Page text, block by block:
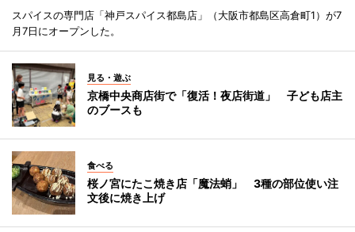
スパイスの専門店「神戸スパイス都島店」（大阪市都島区高倉町1）が7
月7日にオープンした。
見る・遊ぶ
京橋中央商店街で「復活！夜店街道」 子ども店主
のブースも
食べる
桜ノ宮にたこ焼き店「魔法蛸」 3種の部位使い注
文後に焼き上げ